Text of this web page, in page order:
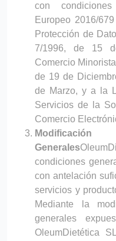
con
Europeo 2016/
Protección de
7/1996, de 15
Comercio
de 19 de
de Marzo, y a la
Servicios de la
Comercio
Generales
condiciones
con antelación
servicios y
Mediante la
generales
OleumDietética